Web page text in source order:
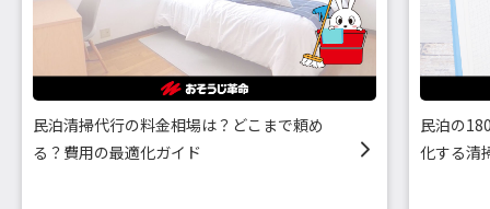
民泊清掃代行の料金相場は？どこまで頼め
る？費用の最適化ガイド
民泊の
化する清